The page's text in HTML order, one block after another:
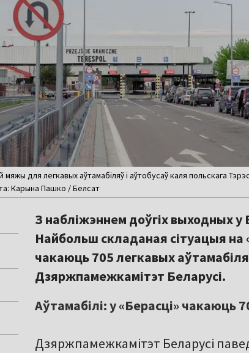
мяжы для легкавых аўтамабіляў і аўтобусаў каля польскага
Карына Пашко / Белсат
З набліжэннем доўгіх выходных у
Найбольш складаная сітуацыя на
чакаюць 705 легкавых
Дзяржпамежкамітэт Беларусі.
Аўтамабілі: у «Берасці» чакаюць
Дзяржпамежкамітэт Беларусі